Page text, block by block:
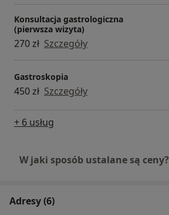
Konsultacja gastrologiczna
(pierwsza wizyta)
270 zł Szczegóły
Gastroskopia
450 zł Szczegóły
+ 6 usług
W jaki sposób ustalane są ceny?
Adresy (6)